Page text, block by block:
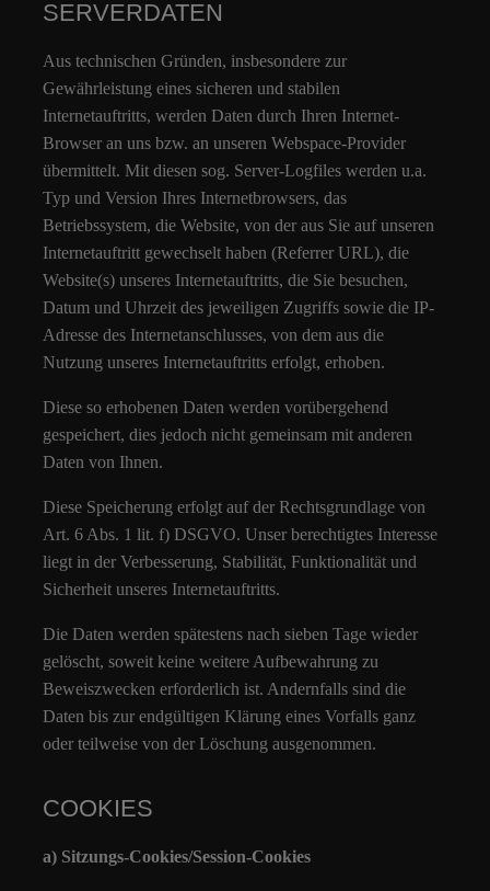
SERVERDATEN
Aus technischen Gründen, insbesondere zur
Gewährleistung eines sicheren und stabilen
Internetauftritts, werden Daten durch Ihren Internet-
Browser an uns bzw. an unseren Webspace-Provider
übermittelt. Mit diesen sog. Server-Logfiles werden u.a.
Typ und Version Ihres Internetbrowsers, das
Betriebssystem, die Website, von der aus Sie auf unseren
Internetauftritt gewechselt haben (Referrer URL), die
Website(s) unseres Internetauftritts, die Sie besuchen,
Datum und Uhrzeit des jeweiligen Zugriffs sowie die IP-
Adresse des Internetanschlusses, von dem aus die
Nutzung unseres Internetauftritts erfolgt, erhoben.
Diese so erhobenen Daten werden vorübergehend
gespeichert, dies jedoch nicht gemeinsam mit anderen
Daten von Ihnen.
Diese Speicherung erfolgt auf der Rechtsgrundlage von
Art. 6 Abs. 1 lit. f) DSGVO. Unser berechtigtes Interesse
liegt in der Verbesserung, Stabilität, Funktionalität und
Sicherheit unseres Internetauftritts.
Die Daten werden spätestens nach sieben Tage wieder
gelöscht, soweit keine weitere Aufbewahrung zu
Beweiszwecken erforderlich ist. Andernfalls sind die
Daten bis zur endgültigen Klärung eines Vorfalls ganz
oder teilweise von der Löschung ausgenommen.
COOKIES
a) Sitzungs-Cookies/Session-Cookies